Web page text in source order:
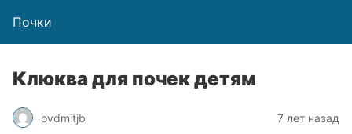
Почки
Клюква для почек детям
ovdmitjb 7 лет назад